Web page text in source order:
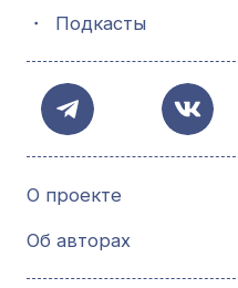
・ Подкасты
О проекте
Об авторах